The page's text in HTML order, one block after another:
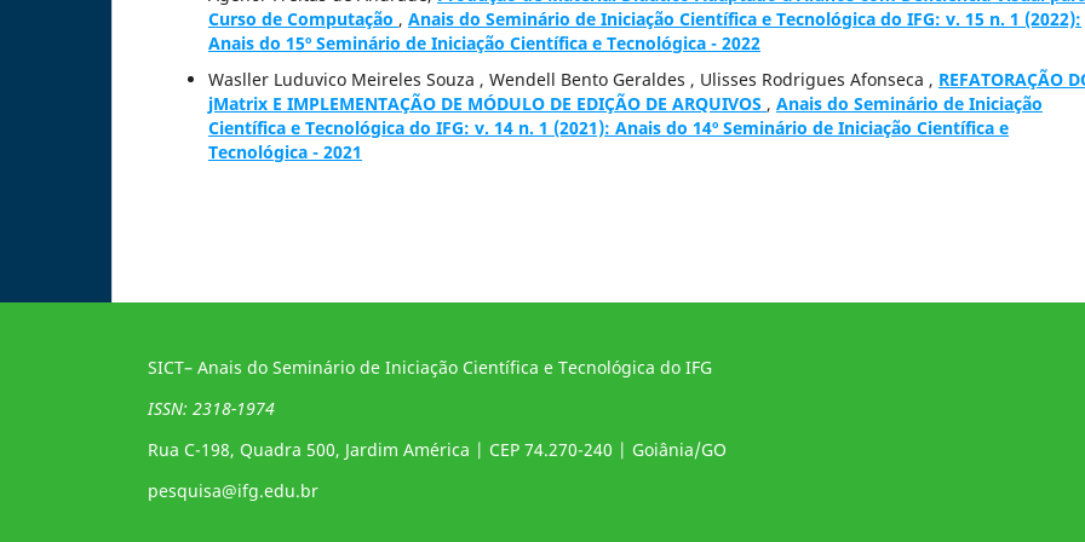
Curso de Computação , Anais do Seminário de Iniciação Científica e Tecnológica do IFG: v. 15 n. 1 (2022):
Anais do 15º Seminário de Iniciação Científica e Tecnológica - 2022
Wasller Luduvico Meireles Souza , Wendell Bento Geraldes , Ulisses Rodrigues Afonseca , REFATORAÇÃO
jMatrix E IMPLEMENTAÇÃO DE MÓDULO DE EDIÇÃO DE ARQUIVOS , Anais do Seminário de Iniciação
Científica e Tecnológica do IFG: v. 14 n. 1 (2021): Anais do 14º Seminário de Iniciação Científica e
Tecnológica - 2021
SICT– Anais do Seminário de Iniciação Científica e Tecnológica do IFG
ISSN: 2318-1974
Rua C-198, Quadra 500, Jardim América | CEP 74.270-240 | Goiânia/GO
pesquisa@ifg.edu.br